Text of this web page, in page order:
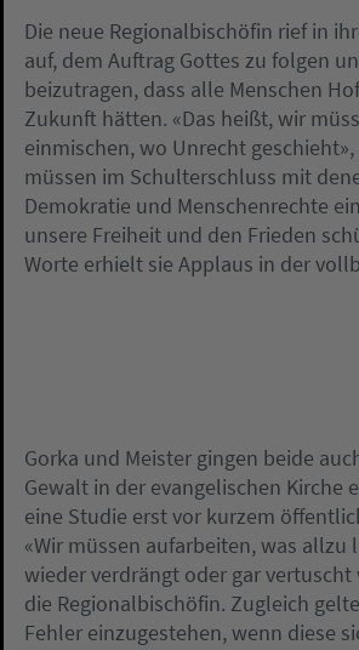
Die neue Regionalbischöfin rief in
auf, dem Auftrag Gottes zu folgen
beizutragen, dass alle Menschen
Zukunft hätten. «Das heißt, wir
einmischen, wo Unrecht geschieht»,
müssen im Schulterschluss mit
Demokratie und Menschenrechte
unsere Freiheit und den Frieden
Worte erhielt sie Applaus in der
Gorka und Meister gingen beide
Gewalt in der evangelischen Kirche
eine Studie erst vor kurzem
«Wir müssen aufarbeiten, was allzu
wieder verdrängt oder gar
die Regionalbischöfin. Zugleich
Fehler einzugestehen, wenn diese